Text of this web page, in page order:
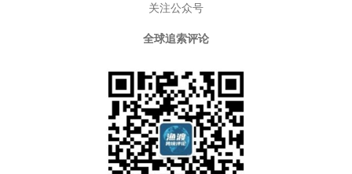
关注公众号
全球追索评论